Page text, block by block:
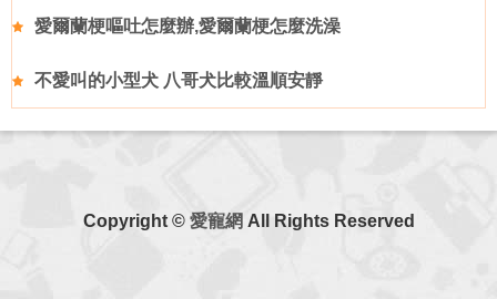
愛爾蘭梗嘔吐怎麼辦,愛爾蘭梗怎麼洗澡
不愛叫的小型犬 八哥犬比較溫順安靜
Copyright © 愛寵網 All Rights Reserved